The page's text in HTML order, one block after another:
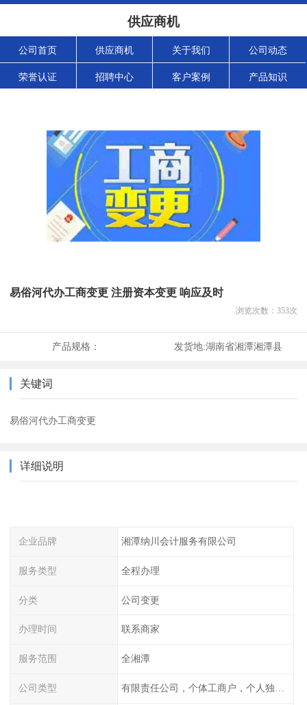
供应商机
公司首页 供应商机 关于我们 公司动态
荣誉认证 招聘中心 客户案例 产品知识
易俗河代办工商变更 注册资本变更 响应及时
浏览次数： 353次
产品规格： 发货地:湖南省湘潭湘潭县
关键词
易俗河代办工商变更
详细说明
企业品牌 湘潭纳川会计服务有限公司
服务类型 全程办理
分类 公司变更
办理时间 联系商家
服务范围 全湘潭
公司类型